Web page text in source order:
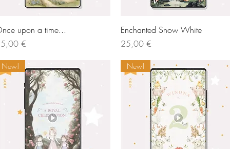
Vista rápida
upon a time...
€
Vista rápida
Enchanted Snow White
Precio
25,00 €
New! New!